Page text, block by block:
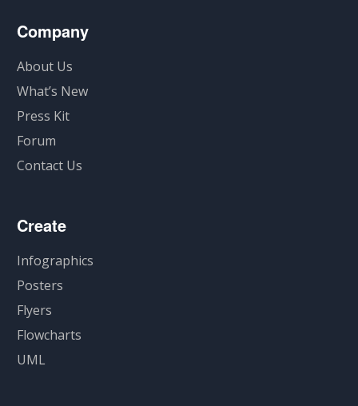
Company
About Us
What’s New
Press Kit
Forum
Contact Us
Create
Infographics
Posters
Flyers
Flowcharts
UML